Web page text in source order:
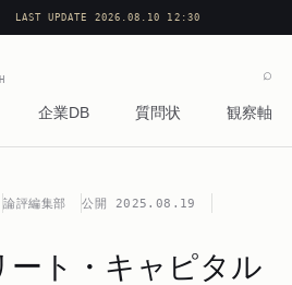
LAST UPDATE 2026.08.10 12:30
企業DB 質問状 観察軸
⌕
論評編集部 公開
2025.08.19
ート・キャピタル